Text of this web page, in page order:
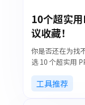
10个超实
议收藏！
你是否还在为找
选 10 个超实用
费，从在线协作
人、学生党等不
工具推荐